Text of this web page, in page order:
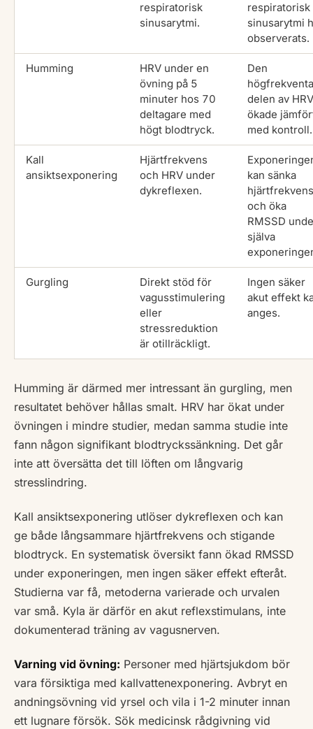
respiratorisk
sinusarytmi.
respiratorisk
sinusarytmi
observerats.
Humming
HRV under en
övning på 5
minuter hos 70
deltagare med
högt blodtryck.
Den
högfrekventa
delen av HRV
ökade
med kontroll.
Kall
ansiktsexponering
Hjärtfrekvens
och HRV under
dykreflexen.
kan sänka
och öka
RMSSD
själva
Gurgling
Direkt stöd för
vagusstimulering
eller
stressreduktion
är otillräckligt.
Ingen säker
akut effekt
anges.
Humming är därmed mer intressant än gurgling, men
resultatet behöver hållas smalt. HRV har ökat under
övningen i mindre studier, medan samma studie inte
fann någon signifikant blodtryckssänkning. Det går
inte att översätta det till löften om långvarig
stresslindring.
Kall ansiktsexponering utlöser dykreflexen och kan
ge både långsammare hjärtfrekvens och stigande
blodtryck. En systematisk översikt fann ökad RMSSD
under exponeringen, men ingen säker effekt efteråt.
Studierna var få, metoderna varierade och urvalen
var små. Kyla är därför en akut reflexstimulans, inte
dokumenterad träning av vagusnerven.
Varning vid övning: Personer med hjärtsjukdom bör
vara försiktiga med kallvattenexponering. Avbryt en
andningsövning vid yrsel och vila i 1-2 minuter innan
ett lugnare försök. Sök medicinsk rådgivning vid